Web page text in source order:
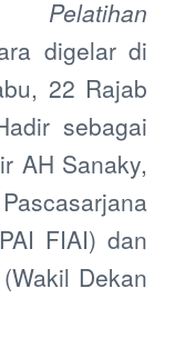
Pelatihan
digelar di
22 Rajab
sebagai
AH Sanaky,
FIAI) dan
Dekan